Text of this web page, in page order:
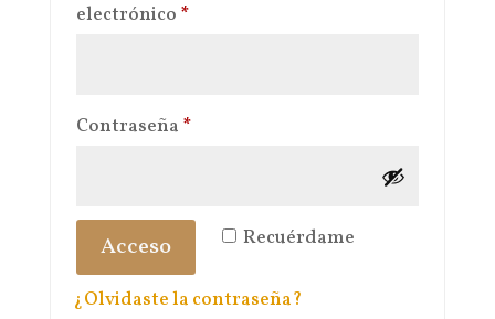
electrónico *Obligatorio
Contraseña *Obligatorio
Recuérdame
Acceso
¿Olvidaste la contraseña?